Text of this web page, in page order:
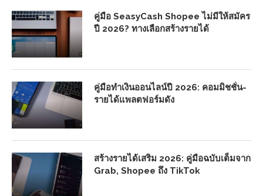
คู่มือ SeasyCash Shopee ไม่มีให้สมัคร
ปี 2026? ทางเลือกสร้างรายได้
คู่มือทำเงินออนไลน์ปี 2026: คอมมิชชั่น-
รายได้แพลตฟอร์มดัง
สร้างรายได้เสริม 2026: คู่มือฉบับเต็มจาก
Grab, Shopee ถึง TikTok